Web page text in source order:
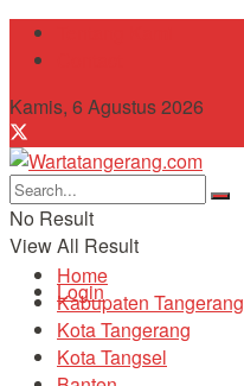
Kamis, 6 Agustus 2026
No Result
View All Result
Login
Home
Kabupaten Tangerang
Kota Tangerang
Kota Tangsel